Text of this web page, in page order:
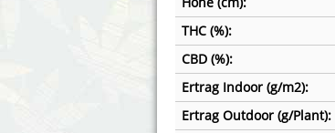
THC (%):
CBD (%):
Ertrag Indoor (g/m2):
Ertrag Outdoor (g/Plant):